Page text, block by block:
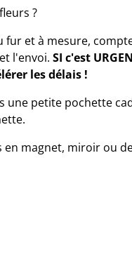
?
fur et à mesure,
l'envoi. SI c'est
les délais !
une petite pochette
en magnet, miroir ou